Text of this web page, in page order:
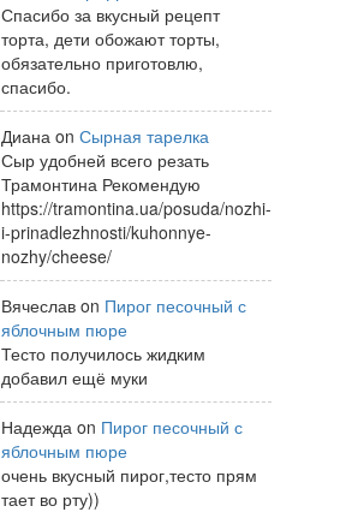
Спасибо за вкусный рецепт
торта, дети обожают торты,
обязательно приготовлю,
спасибо.
Диана on Сырная тарелка
Сыр удобней всего резать
Трамонтина Рекомендую
https://tramontina.ua/posuda/nozhi-
i-prinadlezhnosti/kuhonnye-
nozhy/cheese/
Вячеслав on Пирог песочный с
яблочным пюре
Тесто получилось жидким
добавил ещё муки
Надежда on Пирог песочный с
яблочным пюре
очень вкусный пирог,тесто прям
тает во рту))